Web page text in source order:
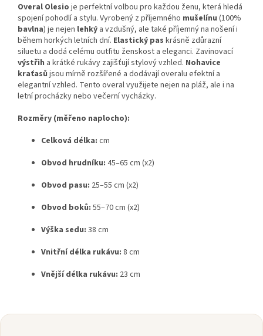
Overal Olesio je perfektní volbou pro každou ženu, která hledá
spojení pohodlí a stylu. Vyrobený z příjemného mušelínu (100%
bavlna) je nejen lehký a vzdušný, ale také příjemný na nošení i
během horkých letních dní. Elastický pas krásně zdůrazní
siluetu a dodá celému outfitu ženskost a eleganci. Zavinovací
výstřih a krátké rukávy zajišťují stylový vzhled. Nohavice
kraťasů jsou mírně rozšířené a dodávají overalu efektní a
elegantní vzhled. Tento overal využijete nejen na pláž, ale i na
letní procházky nebo večerní vycházky.
Rozměry (měřeno naplocho):
Celková délka: cm
Obvod hrudníku: 45–65 cm (x2)
Obvod pasu: 25–55 cm (x2)
Obvod boků: 55–70 cm (x2)
Výška sedu: 38 cm
Vnitřní délka rukávu: 8 cm
Vnější délka rukávu: 23 cm
Z